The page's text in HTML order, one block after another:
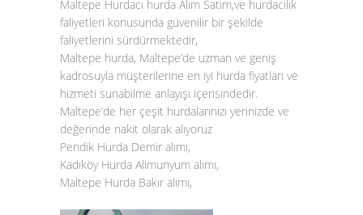
Maltepe Hurdacı hurda Alım Satım,ve hurdacılık
faliyetleri konusunda güvenilir bir şekilde
faliyetlerini sürdürmektedir,
Maltepe hurda, Maltepe’de uzman ve geniş
kadrosuyla müşterilerine en iyi hurda fiyatları ve
hizmeti sunabilme anlayışı içerisindedir.
Maltepe’de her çeşit hurdalarınızı yerinizde ve
değerinde nakit olarak alıyoruz
Pendik Hurda Demir alımı,
Kadıköy Hurda Alimunyum alımı,
Maltepe Hurda Bakır alımı,